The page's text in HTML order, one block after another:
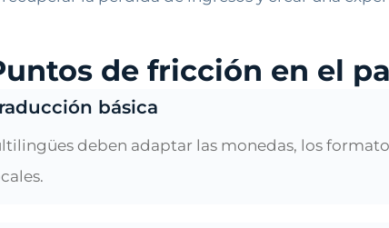
de fricción en el
básica
deben adaptar las monedas, los